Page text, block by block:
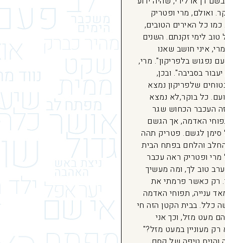
ואולם, מרי ופטריק
כל האירים הטובים,
לימי זקנתם. השנים
איני חושב שאנו
נפגוש בלפריקון". מרי,
בסביבה". ובכן,
שלפריקון נמצא
כל בוקר,לא נמצא
העכבר הכחוש שגר
האדמה, אך הגשם
סימן לגשם. פטריק תהה
והלחם בפתח הבית
מרי ופטריק ראה עכבר
טוב לך, ומה מעשיך
רק כאשר פרמתי את
ענייה, תפוחי האדמה
כלל. בבית הקטן הזה חי
מעט מזל, וכך אני
מעוניין במעט מזל?"